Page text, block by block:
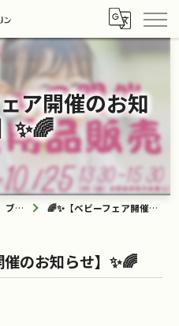
ア開催のお知
✨🌈
ブログ 🌈✨【ベビーフェア開催のお知らせ】✨🌈
のお知らせ】✨🌈